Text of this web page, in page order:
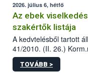
2026. július 6, hétfő
Az ebek
szakértők listája
A kedvtelésből tartott
41/2010. (II. 26.)
sérülés, illetve ennek
hatósági feladatokat,
TOVÁBB >